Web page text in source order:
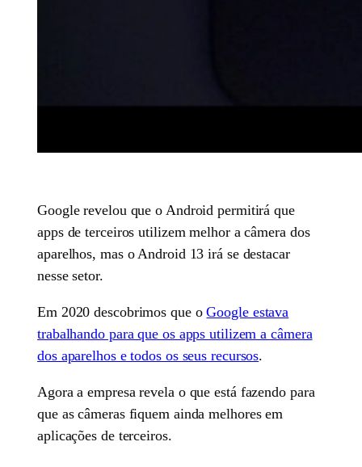
Google revelou que o Android permitirá que
apps de terceiros utilizem melhor a câmera dos
aparelhos, mas o Android 13 irá se destacar
nesse setor.
Em 2020 descobrimos que oGoogle estava
trabalhando para que os apps utilizem a câmera
dos aparelhos e todos os seus recursos.
Agora a empresa revela o que está fazendo para
que as câmeras fiquem ainda melhores em
aplicações de terceiros.